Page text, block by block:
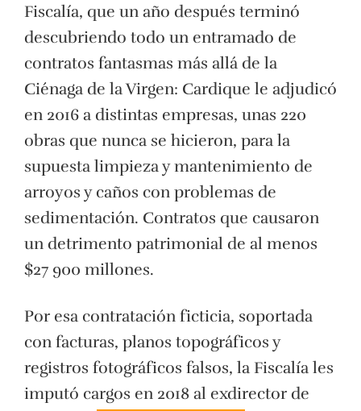
Fiscalía, que un año después terminó
descubriendo todo un entramado de
contratos fantasmas más allá de la
Ciénaga de la Virgen: Cardique le adjudicó
en 2016 a distintas empresas, unas 220
obras que nunca se hicieron, para la
supuesta limpieza y mantenimiento de
arroyos y caños con problemas de
sedimentación. Contratos que causaron
un detrimento patrimonial de al menos
$27 900 millones.
Por esa contratación ficticia, soportada
con facturas, planos topográficos y
registros fotográficos falsos, la Fiscalía les
imputó cargos en 2018 al exdirector de